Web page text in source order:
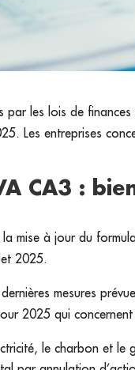
par les lois de
Les entreprises
CA3 :
la mise à jour du
2025.
mesures
2025 qui concernent
le charbon et le